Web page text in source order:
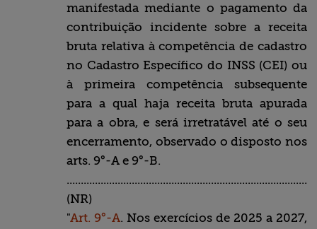
manifestada mediante o pagamento da
contribuição incidente sobre a receita
bruta relativa à competência de cadastro
no Cadastro Específico do INSS (CEI) ou
à primeira competência subsequente
para a qual haja receita bruta apurada
para a obra, e será irretratável até o seu
encerramento, observado o disposto nos
arts. 9°-A e 9°-B.
(NR)
"Art. 9°-A. Nos exercícios de 2025 a 2027,